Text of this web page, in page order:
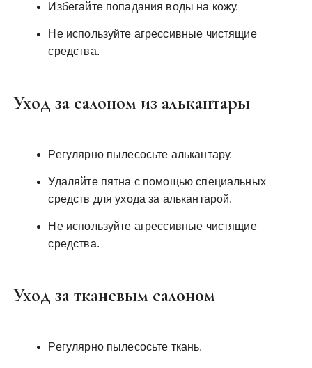
Избегайте попадания воды на кожу.
Не используйте агрессивные чистящие
средства.
Уход за салоном из алькантары
Регулярно пылесосьте алькантару.
Удаляйте пятна с помощью специальных
средств для ухода за алькантарой.
Не используйте агрессивные чистящие
средства.
Уход за тканевым салоном
Регулярно пылесосьте ткань.